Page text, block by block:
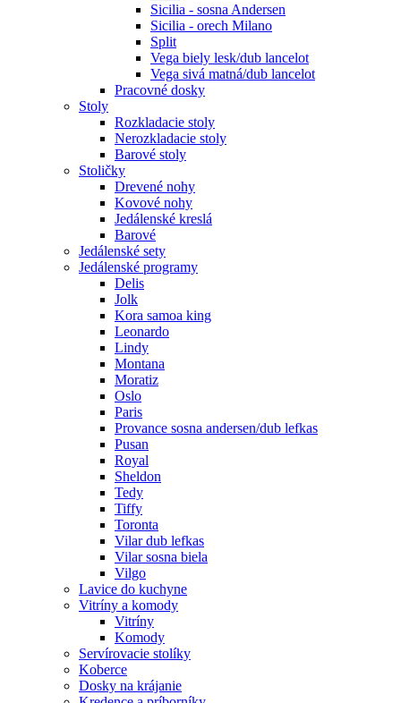
Sicilia - sosna Andersen
Sicilia - orech Milano
Split
Vega biely lesk/dub lancelot
Vega sivá matná/dub lancelot
Pracovné dosky
Stoly
Rozkladacie stoly
Nerozkladacie stoly
Barové stoly
Stoličky
Drevené nohy
Kovové nohy
Jedálenské kreslá
Barové
Jedálenské sety
Jedálenské programy
Delis
Jolk
Kora samoa king
Leonardo
Lindy
Montana
Moratiz
Oslo
Paris
Provance sosna andersen/dub lefkas
Pusan
Royal
Sheldon
Tedy
Tiffy
Toronta
Vilar dub lefkas
Vilar sosna biela
Vilgo
Lavice do kuchyne
Vitríny a komody
Vitríny
Komody
Servírovacie stolíky
Koberce
Dosky na krájanie